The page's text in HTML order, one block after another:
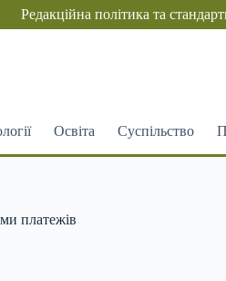
Редакційна політика та
Освіта Суспільство
платежів